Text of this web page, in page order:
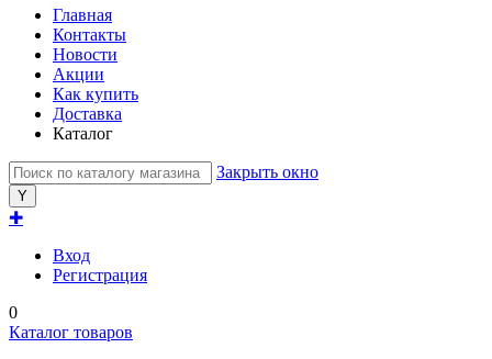
Главная
Контакты
Новости
Акции
Как купить
Доставка
Каталог
Закрыть окно
✚
Вход
Регистрация
0
Каталог товаров